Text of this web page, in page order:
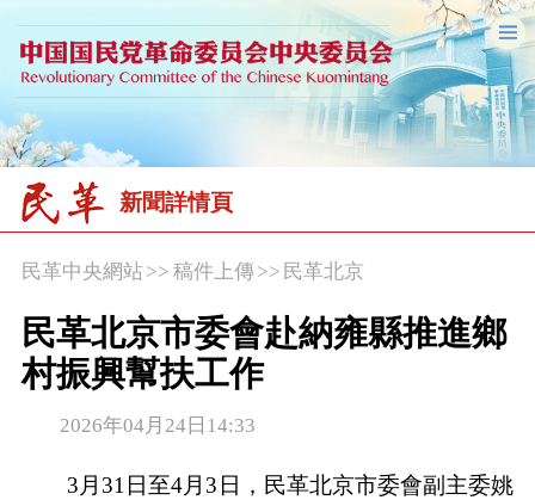
新聞詳情頁
民革中央網站>> 稿件上傳>> 民革北京
民革北京市委會赴納雍縣推進鄉
村振興幫扶工作
2026年04月24日14:33
3月31日至4月3日，民革北京市委會副主委姚